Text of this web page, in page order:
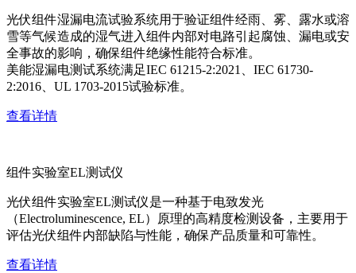
光伏组件湿漏电流试验系统用于验证组件经雨、雾、露水或溶
雪等气候造成的湿气进入组件内部对电路引起腐蚀、漏电或安
全事故的影响，确保组件绝缘性能符合标准。
美能湿漏电测试系统满足IEC 61215-2:2021、IEC 61730-
2:2016、UL 1703-2015试验标准。
查看详情
组件实验室EL测试仪
光伏组件实验室EL测试仪是一种基于电致发光
（Electroluminescence, EL）原理的高精度检测设备，主要用于
评估光伏组件内部缺陷与性能，确保产品质量和可靠性。
查看详情